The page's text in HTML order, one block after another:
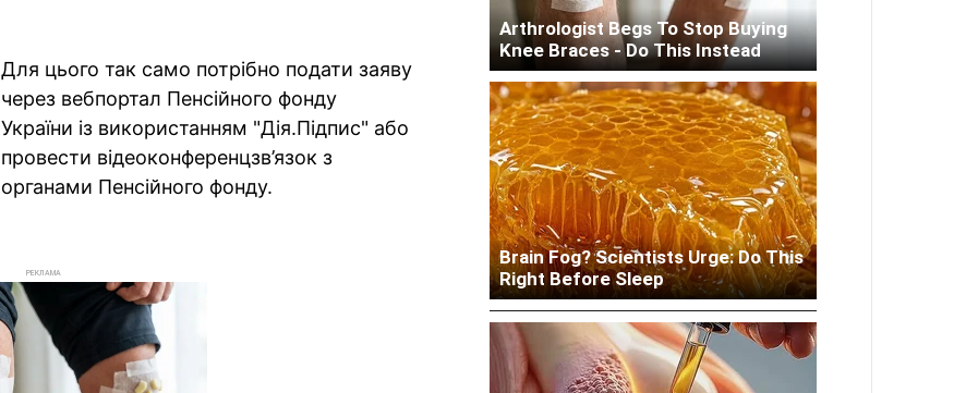
Для цього так само потрібно подати заяву
через вебпортал Пенсійного фонду
України із використанням "Дія.Підпис" або
провести відеоконференцзв’язок з
органами Пенсійного фонду.
РЕКЛАМА
Arthrologist Begs To Stop Buying
Knee Braces - Do This Instead
Brain Fog? Scientists Urge: Do This
Right Before Sleep
Woman Lives In Garage - Don't
Judge Until You Peek Inside